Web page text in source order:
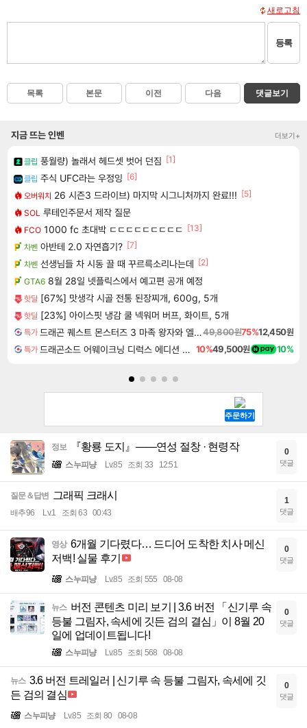
새로고침
등록
목록 본문 이전 다음 댓글보기
지금 뜨는 인벤 더보기+
클립 풍월량) 놀래서 헤드셋 벗어 던짐 [1]
클립 주식 UFC라는 우정잉 [6]
오버워치 26 시즌3 드라이브) 마지막 시그니처까지 완료!!! [5]
SOL 루테인주문서 제작 질문
FCO 1000 fc 초대박 ㄷㄷㄷㄷㄷㄷㄷㄷㄷ
[13]
차벤 아반테 2.0 자연흡기? [7]
차벤 선생님들 차 시동 끌 때 꾸르륵소리나는데 [2]
GTA6 8월 28일 넷플릭스에서 예고편 공개 예정
핫딜 [67%] 맛생각 시골 전통 된장찌개, 600g, 5개
핫딜 [23%] 아이스핏 냉감 쿨 넥워머 버프, 화이트, 5개
특가 드래곤 퀘스트 몬스터즈 3 마족 왕자와 엘프의 여행 Dragon Quest Monsters The Dark Prince49,800원75%12,450원
특가 드래곤소드 어웨이크닝 디럭스 에디션 DragonSword Awakening Deluxe Edition 10%49,500원 10%
정보 『황룡 도지』——연성 절창 · 현령작
스누피냥 Lv.85 조회 33 12:51
0
댓글
질문＆답변 그래픽 크래시
배추96 Lv.1 조회 63 00:43
1
댓글
영상 6개월 기다렸다… 드디어 도착한 치사 메신
저백! 실물 후기
스누피냥 Lv.85 조회 555 08-08
0
댓글
뉴스 버전 콘텐츠 미리 보기 | 3.6 버전 「신기루 속
등불 그림자, 속세에 깃든 검의 결심」이 8월 20
일에 업데이트됩니다!
스누피냥 Lv.85 조회 568 08-08
0
댓글
뉴스 3.6 버전 트레일러 | 신기루 속 등불 그림자, 속세에 깃
든 검의 결심
스누피냥 Lv.85 조회 80 08-08
0
댓글